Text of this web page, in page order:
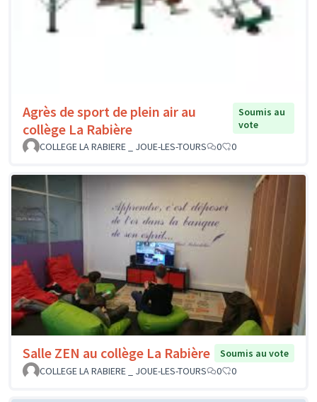
Agrès de sport de plein air au
collège La Rabière
Soumis au
vote
COLLEGE LA RABIERE _ JOUE-LES-TOURS
0 0
Salle ZEN au collège La Rabière
Soumis au vote
COLLEGE LA RABIERE _ JOUE-LES-TOURS
0 0